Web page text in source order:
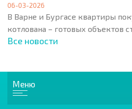
06-03-2026
В Варне и Бургасе квартиры
котлована – готовых объектов
Все новости
Меню